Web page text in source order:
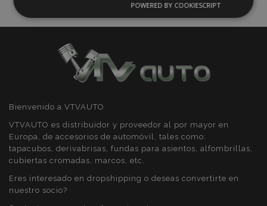
Bienvenido a VTVAUTO
VTVAUTO es distribuidor y proveedor al por mayor en
Europa, de accesorios de automóvil, tales como:
tapacubos, derivabrisas, fundas para asientos, alfombrillas,
cubiertas cromadas, marcos, etc.
Eres interesado en dropshipping o deseas convertirte en
nuestro socio?
estrictamente
necesarias
Cookies de
rendimiento
Cookies de
preferencias
Cookies de
Cookies de rendimiento
POWERED BY COOKIESCRIPT